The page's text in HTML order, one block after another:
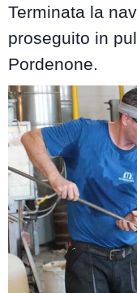
Terminata la
proseguito in
Pordenone.